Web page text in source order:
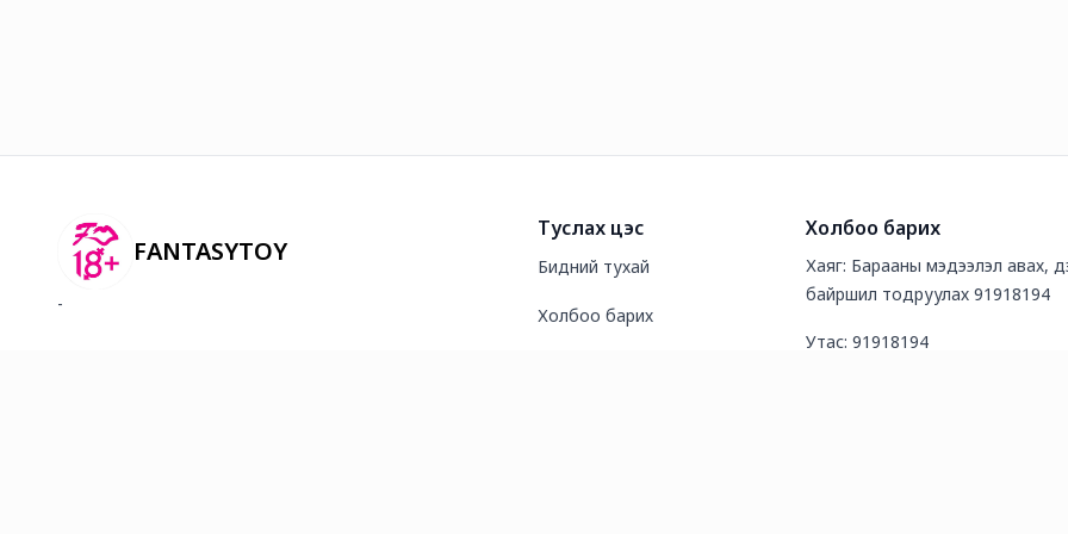
FANTASYTOY
-
Туслах цэс
Бидний тухай
Холбоо барих
Холбоо барих
Хаяг: Барааны мэдээлэл авах,
байршил тодруулах 91918194
Утас: 91918194